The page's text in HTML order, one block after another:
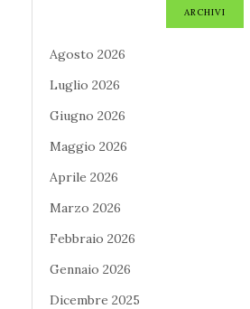
ARCHIVI
Agosto 2026
Luglio 2026
Giugno 2026
Maggio 2026
Aprile 2026
Marzo 2026
Febbraio 2026
Gennaio 2026
Dicembre 2025